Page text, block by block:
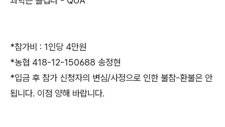
*참가비 : 1인당 4만원
*농협 418-12-150688 송정현
*입금 후 참가 신청자의 변심/사정으로 인한 불참-환불은 안
됩니다. 이점 양해 바랍니다.